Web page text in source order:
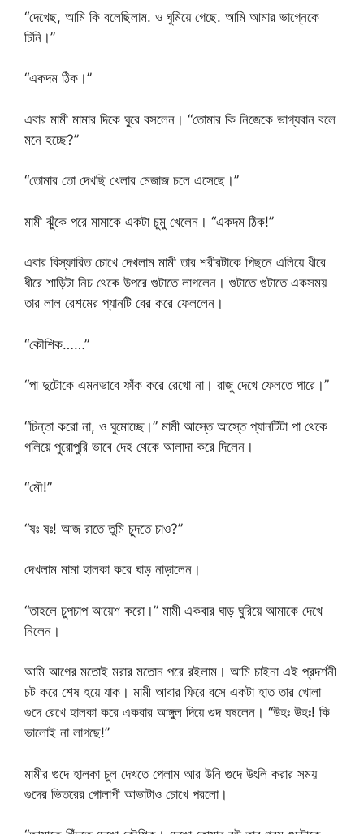
“দেখেছ, আমি কি বলেছিলাম. ও ঘুমিয়ে গেছে. আমি আমার ভাগ্নেকে
চিনি।”
“একদম ঠিক।”
এবার মামী মামার দিকে ঘুরে বসলেন। “তোমার কি নিজেকে ভাগ্যবান বলে
মনে হচ্ছে?”
“তোমার তো দেখছি খেলার মেজাজ চলে এসেছে।”
মামী ঝুঁকে পরে মামাকে একটা চুমু খেলেন। “একদম ঠিক!”
এবার বিস্ফারিত চোখে দেখলাম মামী তার শরীরটাকে পিছনে এলিয়ে ধীরে
ধীরে শাড়িটা নিচ থেকে উপরে গুটাতে লাগলেন। গুটাতে গুটাতে একসময়
তার লাল রেশমের প্যানটি বের করে ফেললেন।
“কৌশিক……”
“পা দুটোকে এমনভাবে ফাঁক করে রেখো না। রাজু দেখে ফেলতে পারে।”
“চিন্তা করো না, ও ঘুমোচ্ছে।” মামী আস্তে আস্তে প্যানটিটা পা থেকে
গলিয়ে পুরোপুরি ভাবে দেহ থেকে আলাদা করে দিলেন।
“মৌ!”
“ষঃ ষঃ! আজ রাতে তুমি চুদতে চাও?”
দেখলাম মামা হালকা করে ঘাড় নাড়ালেন।
“তাহলে চুপচাপ আয়েশ করো।” মামী একবার ঘাড় ঘুরিয়ে আমাকে দেখে
নিলেন।
আমি আগের মতোই মরার মতোন পরে রইলাম। আমি চাইনা এই প্রদর্শনী
চট করে শেষ হয়ে যাক। মামী আবার ফিরে বসে একটা হাত তার খোলা
গুদে রেখে হালকা করে একবার আঙ্গুল দিয়ে গুদ ঘষলেন। “উহঃ উহঃ! কি
ভালোই না লাগছে!”
মামীর গুদে হালকা চুল দেখতে পেলাম আর উনি গুদে উংলি করার সময়
গুদের ভিতরের গোলাপী আভাটাও চোখে পরলো।